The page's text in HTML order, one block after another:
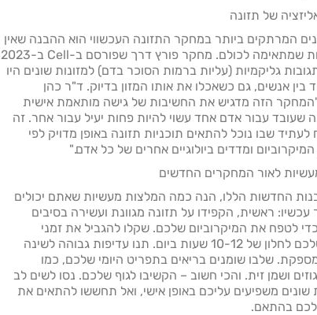
של תזונה
המרתקים ביותר במחקר התזונה העכשווי הוא ההבנה שאין
דיאטה אחת שמתאימה לכולם. מחקר פורץ דרך שפורסם ב-Cell ב-2023
גליקמיות (עליות ברמות הסוכר בדם) למזונות שונים היו
בין אנשים, גם כשאכלו את אותו המזון בדיוק. ד"ר כהן
הזה מדגיש את החשיבות של גישה מותאמת אישית
שעובד עבור אדם אחד עשוי להיות פחות יעיל עבור אחר. זה
שבו נוכל להתאים תוכניות תזונה באופן מדויק לפי
ומדדים ביולוגיים אחרים של כל אדם."
לאור המחקרים החדשים
החדשות הללו, הנה כמה המלצות מעשיות שאתם יכולים
עכשיו: ראשית, הקפידו על תזונה מגוונת ועשירה בסיבים
כדי לטפח את המיקרוביום שלכם. שקלו להגביל את זמני
האכילה שלכם לחלון של 10-12 שעות ביום. תנו עדיפות גבוהה לשינה
שלבו שומנים בריאים בתפריט היומי שלכם, כמו
ושמן זית. והכי חשוב – הקשיבו לגוף שלכם. נסו לשים לב
שונים משפיעים עליכם באופן אישי, ואל תחששו להתאים את
בהתאם.